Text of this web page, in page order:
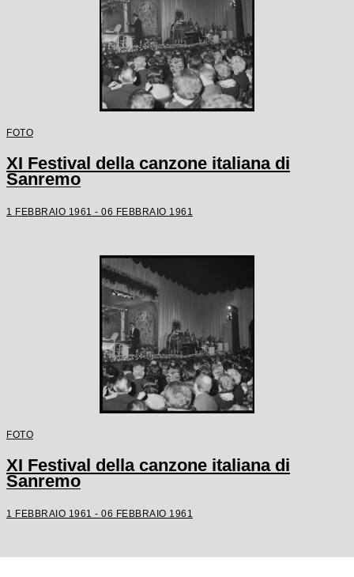
FOTO
XI Festival della canzone italiana di
Sanremo
1 FEBBRAIO 1961 - 06 FEBBRAIO 1961
FOTO
XI Festival della canzone italiana di
Sanremo
1 FEBBRAIO 1961 - 06 FEBBRAIO 1961